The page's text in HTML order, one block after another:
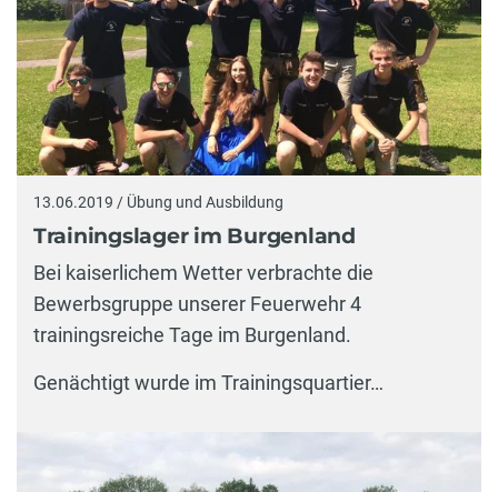
13.06.2019 / Übung und Ausbildung
Trainingslager im Burgenland
Bei kaiserlichem Wetter verbrachte die
Bewerbsgruppe unserer Feuerwehr 4
trainingsreiche Tage im Burgenland.
Genächtigt wurde im Trainingsquartier…